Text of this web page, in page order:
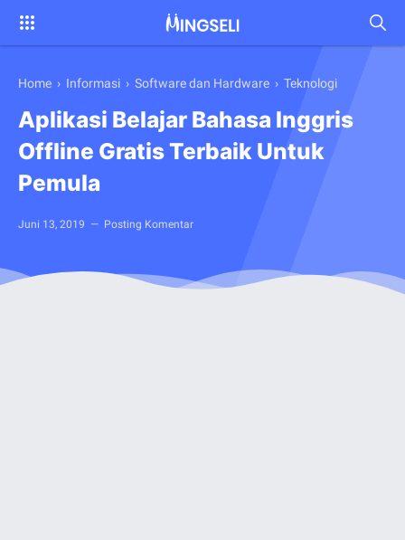
Home › Informasi › Software dan Hardware › Teknologi
Aplikasi Belajar Bahasa Inggris
Offline Gratis Terbaik Untuk
Pemula
Juni 13, 2019 Posting Komentar